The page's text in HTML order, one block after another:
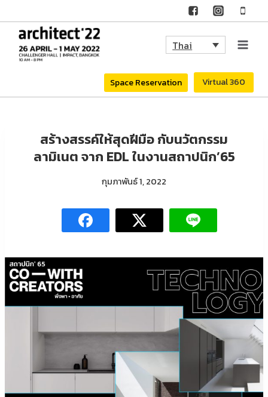
content
Thai
Space Reservation Virtual 360
สร้างสรรค์ให้สุดฝีมือ กับนวัตกรรม
ลามิเนต จาก EDL ในงานสถาปนิก’65
กุมภาพันธ์ 1, 2022